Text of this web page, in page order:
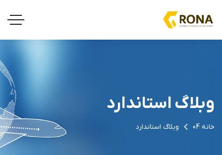
وبلاگ استاندارد
خانه 04 وبلاگ استاندارد